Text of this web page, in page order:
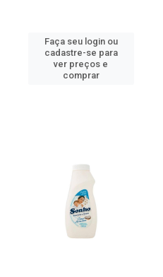
Faça seu login ou
cadastre-se para
ver preços e
comprar